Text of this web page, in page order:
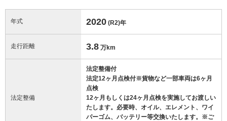
年式 2020 (R2)年
走行距離 3.8 万km
法定整備
法定整備付
法定12ヶ月点検付※貨物など一部車両は6ヶ月
点検
12ヶ月もしくは24ヶ月点検を実施してお渡しい
たします。必要時、オイル、エレメント、ワイ
パーゴム、バッテリー等交換いたします。※ご